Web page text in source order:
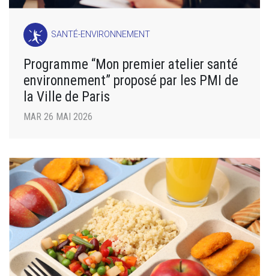
SANTÉ-ENVIRONNEMENT
Programme “Mon premier atelier santé
environnement” proposé par les PMI de
la Ville de Paris
MAR 26 MAI 2026